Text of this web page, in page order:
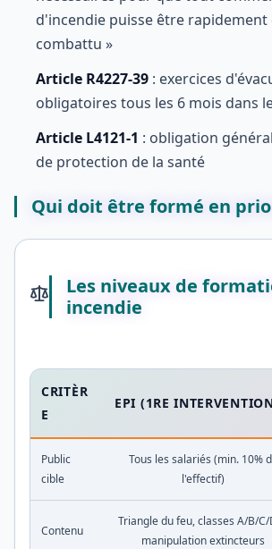
d'incendie puisse être
combattu »
Article R4227-39 : exercices
obligatoires tous les 6 mois dans
Article L4121-1 : obligation
de protection de la santé
Qui doit être formé en
Les niveaux de
incendie
CRITÈR
E
EPI (1RE
Public
cible
Tous les salariés (min. 10%
l'effectif)
Contenu
Triangle du feu, classes A/B/C/
manipulation extincteurs